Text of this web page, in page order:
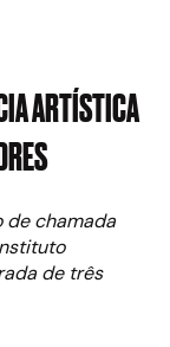
ARTÍSTICA
de chamada
de três